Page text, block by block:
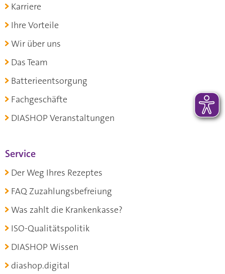
Karriere
Ihre Vorteile
Wir über uns
Das Team
Batterieentsorgung
Fachgeschäfte
DIASHOP Veranstaltungen
Service
Der Weg Ihres Rezeptes
FAQ Zuzahlungsbefreiung
Was zahlt die Krankenkasse?
ISO-Qualitätspolitik
DIASHOP Wissen
diashop.digital